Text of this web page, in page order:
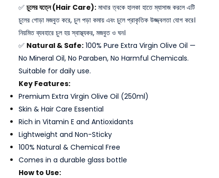
✅ চুলের যত্নে (Hair Care):মাথার ত্বকে হালকা হাতে ম্যাসাজ করলে এটি
চুলের গোড়া মজবুত করে, চুল পড়া কমায় এবং চুলে প্রাকৃতিক উজ্জ্বলতা যোগ করে।
নিয়মিত ব্যবহারে চুল হয় স্বাস্থ্যকর, মজবুত ও ঘন।
✅ Natural & Safe:100% Pure Extra Virgin Olive Oil —
No Mineral Oil, No Paraben, No Harmful Chemicals.
Suitable for daily use.
Key Features:
Premium Extra Virgin Olive Oil (250ml)
Skin & Hair Care Essential
Rich in Vitamin E and Antioxidants
Lightweight and Non-Sticky
100% Natural & Chemical Free
Comes in a durable glass bottle
How to Use: